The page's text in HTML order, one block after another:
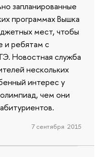
запланированные
программах Вышка
мест, чтобы
и ребятам с
Новостная служба
нескольких
интерес у
чем они
7 сентября 2015